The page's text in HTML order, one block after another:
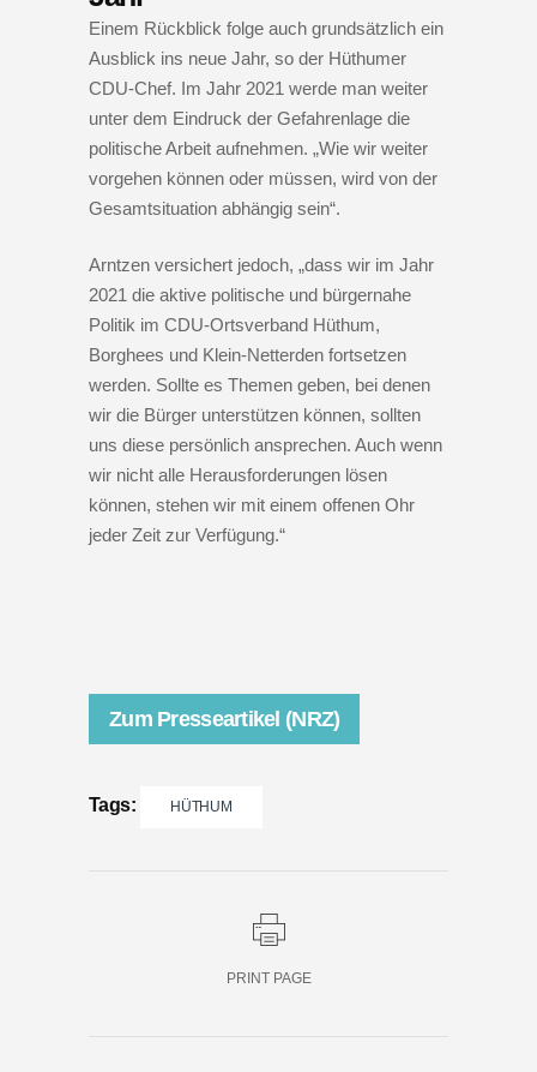
Einem Rückblick folge auch grundsätzlich ein
Ausblick ins neue Jahr, so der Hüthumer
CDU-Chef. Im Jahr 2021 werde man weiter
unter dem Eindruck der Gefahrenlage die
politische Arbeit aufnehmen. „Wie wir weiter
vorgehen können oder müssen, wird von der
Gesamtsituation abhängig sein“.
Arntzen versichert jedoch, „dass wir im Jahr
2021 die aktive politische und bürgernahe
Politik im CDU-Ortsverband Hüthum,
Borghees und Klein-Netterden fortsetzen
werden. Sollte es Themen geben, bei denen
wir die Bürger unterstützen können, sollten
uns diese persönlich ansprechen. Auch wenn
wir nicht alle Herausforderungen lösen
können, stehen wir mit einem offenen Ohr
jeder Zeit zur Verfügung.“
Zum Presseartikel (NRZ)
Tags: HÜTHUM
PRINT PAGE